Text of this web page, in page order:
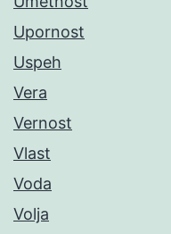
Upornost
Uspeh
Vera
Vernost
Vlast
Voda
Volja